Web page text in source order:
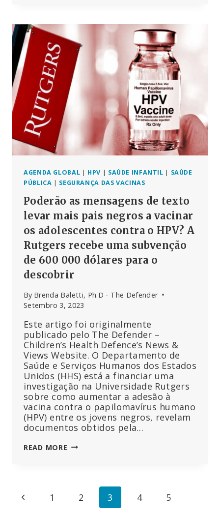
OS
REFORÇOS
PODEM
PROTEGER
OS
OUTROS?
AGENDA GLOBAL | HPV | SAÚDE INFANTIL | SAÚDE
PÚBLICA | SEGURANÇA DAS VACINAS
Poderão as mensagens de texto
levar mais pais negros a vacinar
os adolescentes contra o HPV? A
Rutgers recebe uma subvenção
de 600 000 dólares para o
descobrir
By Brenda Baletti, Ph.D - The Defender
Setembro 3, 2023
Este artigo foi originalmente
publicado pelo The Defender –
Children’s Health Defence’s News &
Views Website. O Departamento de
Saúde e Serviços Humanos dos Estados
Unidos (HHS) está a financiar uma
investigação na Universidade Rutgers
sobre como aumentar a adesão à
vacina contra o papilomavírus humano
(HPV) entre os jovens negros, revelam
documentos obtidos pela…
READ MORE PODERÃO
LEVAR
Page
Previous
1 2 3 4
5